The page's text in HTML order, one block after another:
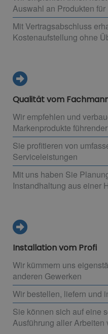
Auswahl an Produkten für
Mit Vertragsabschluss
Kostenaufstellung ohne
Qualität vom
Wir empfehlen und
Markenprodukte
Sie profitieren von
Serviceleistungen
Mit uns haben Sie
Instandhaltung aus einer
Installation vom Profi
Wir kümmern uns
anderen Gewerken
Wir bestellen, liefern und
Sie können sich auf eine
Ausführung aller Arbeiten